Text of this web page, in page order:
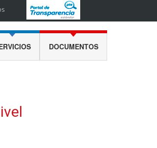
DOCUMENTOS